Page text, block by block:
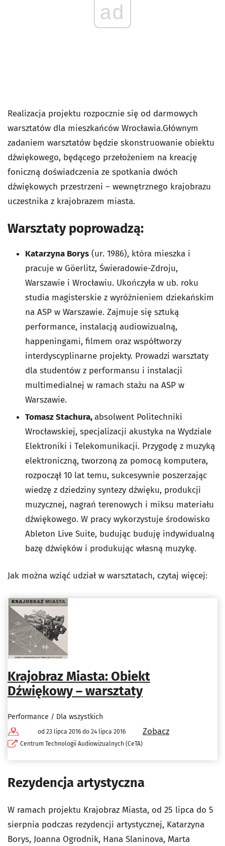
ad
Realizacja projektu rozpocznie się od darmowych
warsztatów dla mieszkańców Wrocławia.Głównym
zadaniem warsztatów będzie skonstruowanie obiektu
dźwiękowego, będącego przełożeniem na kreację
foniczną doświadczenia ze spotkania dwóch
dźwiękowych przestrzeni – wewnętrznego krajobrazu
uczestnika z krajobrazem miasta.
Warsztaty poprowadzą:
Katarzyna Borys (ur. 1986), która mieszka i
pracuje w Göerlitz, Świeradowie-Zdroju,
Warszawie i Wrocławiu. Ukończyła w ub. roku
studia magisterskie z wyróżnieniem dziekańskim
na ASP w Warszawie. Zajmuje się sztuką
performance, instalacją audiowizualną,
happeningami, filmem oraz współtworzy
interdyscyplinarne projekty. Prowadzi warsztaty
dla studentów z performansu i instalacji
multimedialnej w ramach stażu na ASP w
Warszawie.
Tomasz Stachura,absolwent Politechniki
Wrocławskiej, specjalizacji akustyka na Wydziale
Elektroniki i Telekomunikacji. Przygodę z muzyką
elektroniczną, tworzoną za pomocą komputera,
rozpoczął 10 lat temu, sukcesywnie poszerzając
wiedzę z dziedziny syntezy dźwięku, produkcji
muzycznej, nagrań terenowych i miksu materiału
dźwiękowego. W pracy wykorzystuje środowisko
Ableton Live Suite, budując buduję indywidualną
bazę dźwięków i produkując własną muzykę.
Jak można wziąć udział w warsztatach, czytaj więcej:
Krajobraz Miasta: Obiekt
Dźwiękowy – warsztaty
Performance / Dla wszystkich
od 23 lipca 2016 do 24 lipca 2016
Centrum Technologii Audiowizualnych (CeTA)
Zobacz
Rezydencja artystyczna
W ramach projektu Krajobraz Miasta, od 25 lipca do 5
sierpnia podczas rezydencji artystycznej, Katarzyna
Borys, Joanna Ogrodnik, Hana Slaninova, Marta